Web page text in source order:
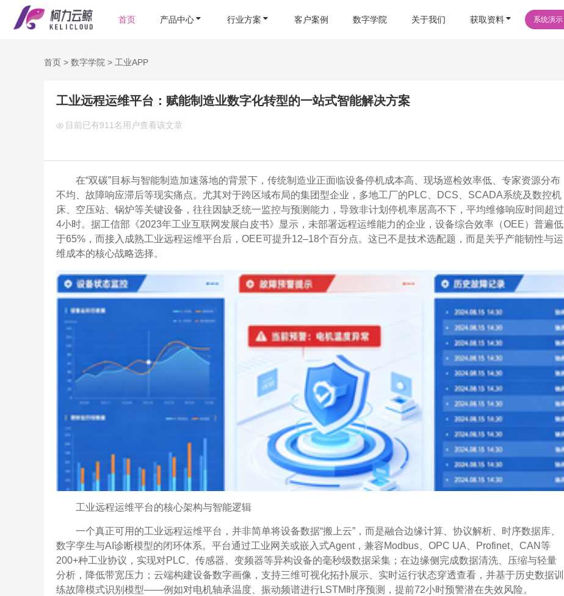
首页 产品中心 行业方案 客户案例 数字学院 关于我们 获取资料 系统演示
首页 > 数字学院 > 工业APP
工业远程运维平台：赋能制造业数字化转型的一站式智能解决方案
目前已有911名用户查看该文章
在“双碳”目标与智能制造加速落地的背景下，传统制造业正面临设备停机成本高、现场巡检效率低、专家资源分布
不均、故障响应滞后等现实痛点。尤其对于跨区域布局的集团型企业，多地工厂的PLC、DCS、SCADA系统及数控机
床、空压站、锅炉等关键设备，往往因缺乏统一监控与预测能力，导致非计划停机率居高不下，平均维修响应时间超过
4小时。据工信部《2023年工业互联网发展白皮书》显示，未部署远程运维能力的企业，设备综合效率（OEE）普遍低
于65%，而接入成熟工业远程运维平台后，OEE可提升12–18个百分点。这已不是技术选配题，而是关乎产能韧性与运
维成本的核心战略选择。
工业远程运维平台的核心架构与智能逻辑
一个真正可用的工业远程运维平台，并非简单将设备数据“搬上云”，而是融合边缘计算、协议解析、时序数据库、
数字孪生与AI诊断模型的闭环体系。平台通过工业网关或嵌入式Agent，兼容Modbus、OPC UA、Profinet、CAN等
200+种工业协议，实现对PLC、传感器、变频器等异构设备的毫秒级数据采集；在边缘侧完成数据清洗、压缩与轻量
分析，降低带宽压力；云端构建设备数字画像，支持三维可视化拓扑展示、实时运行状态穿透查看，并基于历史数据训
练故障模式识别模型——例如对电机轴承温度、振动频谱进行LSTM时序预测，提前72小时预警潜在失效风险。